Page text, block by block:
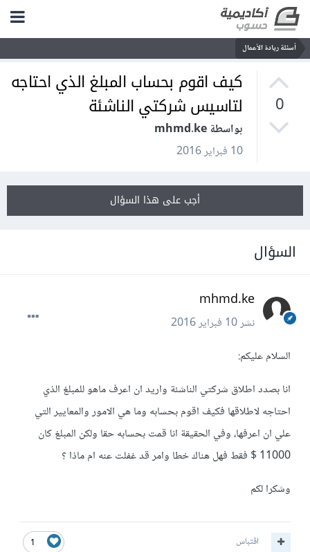
أسئلة ريادة الأعمال
0
كيف اقوم بحساب المبلغ الذي احتاجه
لتاسيس شركتي الناشئة
بواسطة mhmd.ke
10 فبراير 2016
أجب على هذا السؤال
السؤال
mhmd.ke
نشر10 فبراير 2016
السلام عليكم:
انا بصدد اطلاق شركتي الناشئة واريد ان اعرف ماهو للمبلغ الذي
احتاجه لاطلاقها فكيف اقوم بحسابه وما هي الامور والمعايير التي
علي ان اعرفها، وفي الحقيقة انا قمت بحسابه حقا ولكن المبلغ كان
11000 $ فقط فهل هناك خطا وامر قد غفلت عنه ام ماذا ؟
وشكرا لكم
1 اقتباس